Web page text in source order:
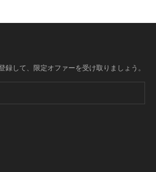
録して、限定オファーを受け取りましょう。